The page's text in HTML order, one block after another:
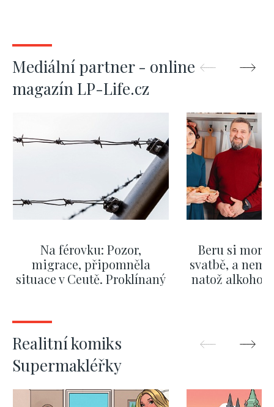
Mediální partner - online
magazín LP-Life.cz
Na férovku: Pozor,
migrace, připomněla
situace v Ceutě. Proklínaný
Okamurova videa
Beru si
svatbě, a
natož alkohol.
Realitní komiks
Supermakléřky